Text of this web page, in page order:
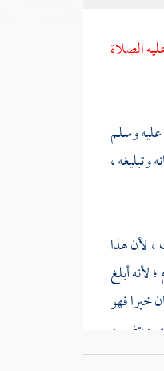
الصلاة
عليه وسلم
وتبليغه ،
، لأن هذا
لأنه أبلغ
خبرا فهو
. ويتضمن
أول كتاب